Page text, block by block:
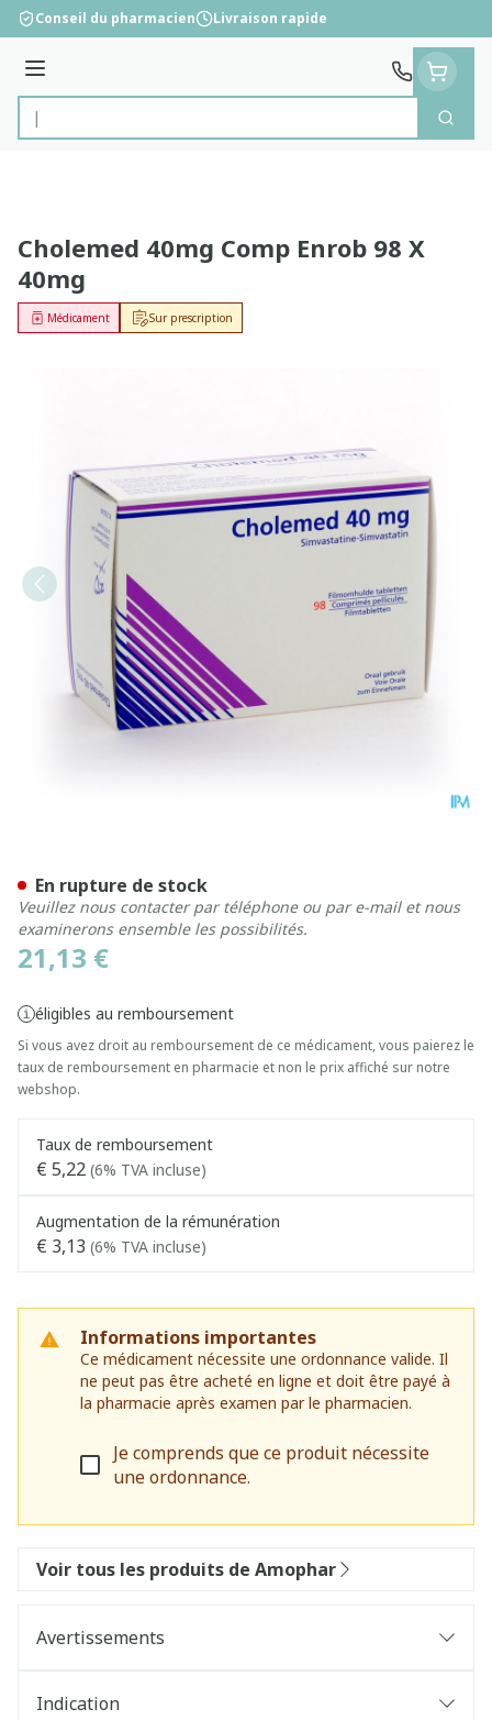
Aller au contenu
Conseil du pharmacien Livraison rapide
Menu
Rechercher
Cholemed 40mg Comp Enrob 98 X
40mg
Sur prescription
Médicament
21,13 €
éligibles au remboursement
Si vous avez droit au remboursement de ce médicament, vous paierez le
taux de remboursement en pharmacie et non le prix affiché sur notre
webshop.
Taux de remboursement
€ 5,22 (6% TVA incluse)
Augmentation de la rémunération
€ 3,13 (6% TVA incluse)
Informations importantes
Ce médicament nécessite une ordonnance valide. Il
ne peut pas être acheté en ligne et doit être payé à
la pharmacie après examen par le pharmacien.
Je comprends que ce produit nécessite
une ordonnance.
En rupture de stock
Veuillez nous contacter par téléphone ou par e-mail et nous
examinerons ensemble les possibilités.
Voir tous les produits de Amophar
Avertissements
Indication